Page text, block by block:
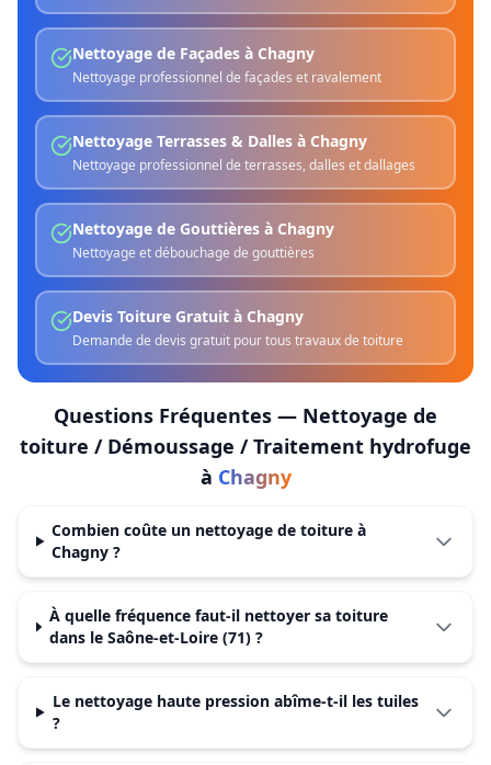
Nettoyage de Façades à Chagny
Nettoyage professionnel de façades et ravalement
Nettoyage Terrasses & Dalles à Chagny
Nettoyage professionnel de terrasses, dalles et dallages
Nettoyage de Gouttières à Chagny
Nettoyage et débouchage de gouttières
Devis Toiture Gratuit à Chagny
Demande de devis gratuit pour tous travaux de toiture
Questions Fréquentes — Nettoyage de
toiture / Démoussage / Traitement hydrofuge
à Chagny
Combien coûte un nettoyage de toiture à
Chagny ?
À quelle fréquence faut-il nettoyer sa toiture
dans le Saône-et-Loire (71) ?
Le nettoyage haute pression abîme-t-il les tuiles
?